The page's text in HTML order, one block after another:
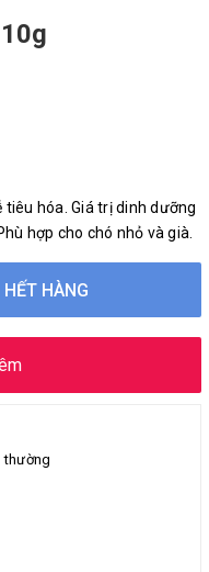
hóa. Giá trị dinh dưỡng
hợp cho chó nhỏ và già.
HẾT HÀNG
thường